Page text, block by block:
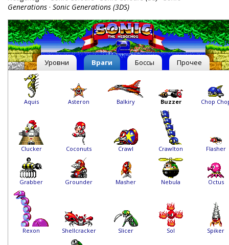
Generations · Sonic Generations (3DS)
Уровни Враги Боссы Прочее
Aquis Asteron Balkiry Buzzer Chop
Clucker Coconuts Crawl Crawlton Flasher
Grabber Grounder Masher Nebula Octus
Rexon Shellcracker Slicer Sol Spiker